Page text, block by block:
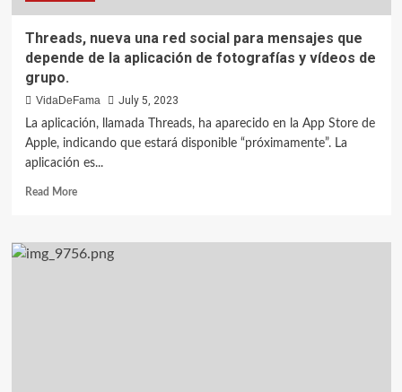
Threads, nueva una red social para mensajes que
depende de la aplicación de fotografías y vídeos de
grupo.
VidaDeFama
July 5, 2023
La aplicación, llamada Threads, ha aparecido en la App Store de
Apple, indicando que estará disponible “próximamente”. La
aplicación es...
Read More